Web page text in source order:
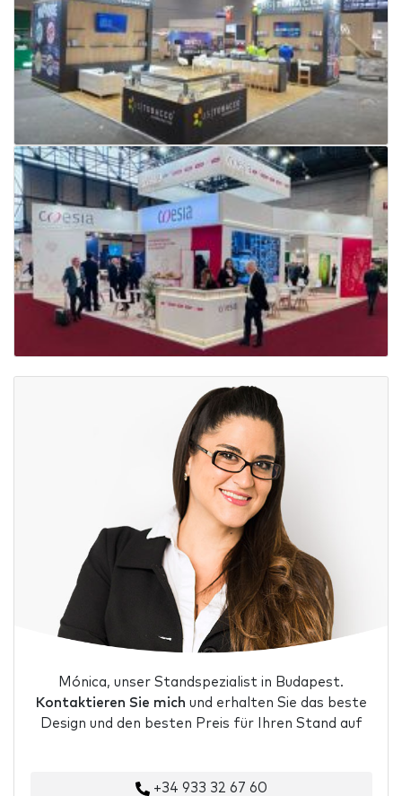
Mónica, unser Standspezialist in Budapest.
Kontaktieren Sie mich und erhalten Sie das beste
Design und den besten Preis für Ihren Stand auf
+34 933 32 67 60